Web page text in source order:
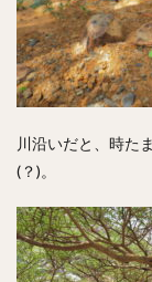
川沿いだと、時た
(？)。